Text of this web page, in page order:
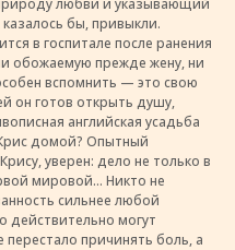
казалось бы, привыкли.
в госпитале после ранения
обожаемую прежде жену, ни
вспомнить — это свою
он готов открыть душу,
английская усадьба
домой? Опытный
уверен: дело не только в
мировой… Никто не
сильнее любой
действительно могут
причинять боль, а